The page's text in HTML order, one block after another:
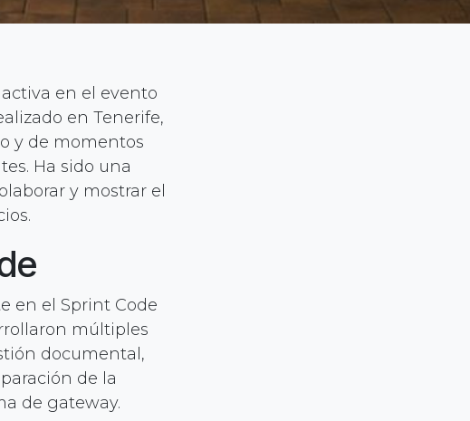
en el evento
en Tenerife,
y de momentos
Ha sido una
y mostrar el
en el Sprint Code
múltiples
documental,
de la
de gateway.